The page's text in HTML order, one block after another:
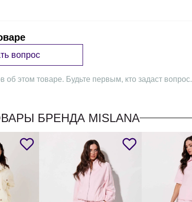
вопрос
об этом товаре. Будьте первым, кто задаст вопрос.
БРЕНДА MISLANA